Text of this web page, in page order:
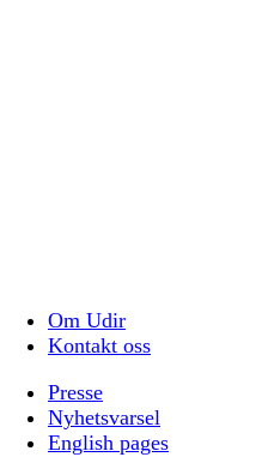
Om Udir
Kontakt oss
Presse
Nyhetsvarsel
English pages